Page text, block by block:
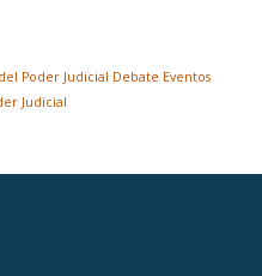
Poder Judicial Debate Eventos
Judicial